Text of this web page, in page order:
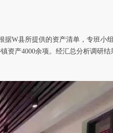
W县所提供的资产清单，专班小
资产4000余项。经汇总分析调研